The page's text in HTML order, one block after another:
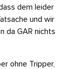
dem leider
und wir
da GAR nichts
ohne Tripper,